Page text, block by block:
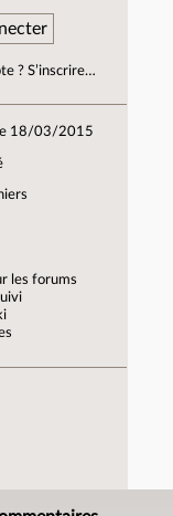
? S’inscrire…
18/03/2015
les forums